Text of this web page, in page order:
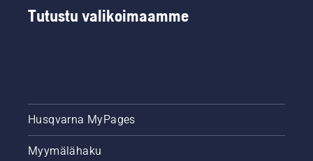
Tutustu valikoimaamme
Husqvarna MyPages
Myymälähaku